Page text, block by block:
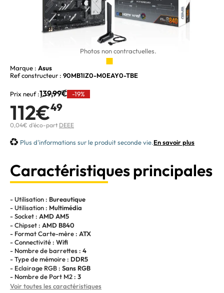
Photos non contractuelles.
Marque : Asus
Ref constructeur : 90MB1IZ0-M0EAY0-TBE
Prix neuf :139,99€ -19%
112€49
0,04€ d'éco-part DEEE
Plus d'informations sur le produit seconde vie.En savoir plus
Caractéristiques principales
- Utilisation : Bureautique
- Utilisation : Multimédia
- Socket : AMD AM5
- Chipset : AMD B840
- Format Carte-mère : ATX
- Connectivité : Wifi
- Nombre de barrettes : 4
- Type de mémoire : DDR5
- Eclairage RGB : Sans RGB
- Nombre de Port M2 : 3
Voir toutes les caractéristiques